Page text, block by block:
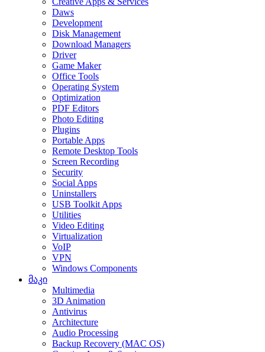
Daws
Development
Disk Management
Download Managers
Driver
Game Maker
Office Tools
Operating System
Optimization
PDF Editors
Photo Editing
Plugins
Portable Apps
Remote Desktop Tools
Screen Recording
Security
Social Apps
Uninstallers
USB Toolkit Apps
Utilities
Video Editing
Virtualization
VoIP
VPN
Windows Components
მაკი
Multimedia
3D Animation
Antivirus
Architecture
Audio Processing
Backup Recovery (MAC OS)